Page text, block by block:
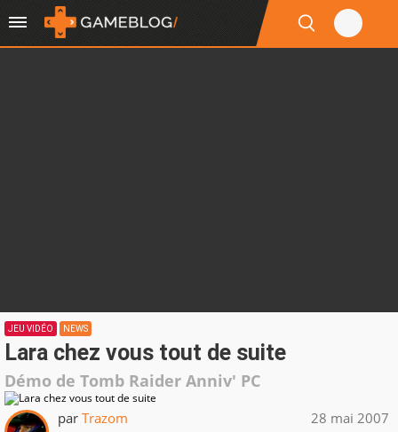
JEU VIDÉO NEWS
Lara chez vous tout de suite
Démo de Tomb Raider Anniv' PC
par Trazom 28 mai 2007